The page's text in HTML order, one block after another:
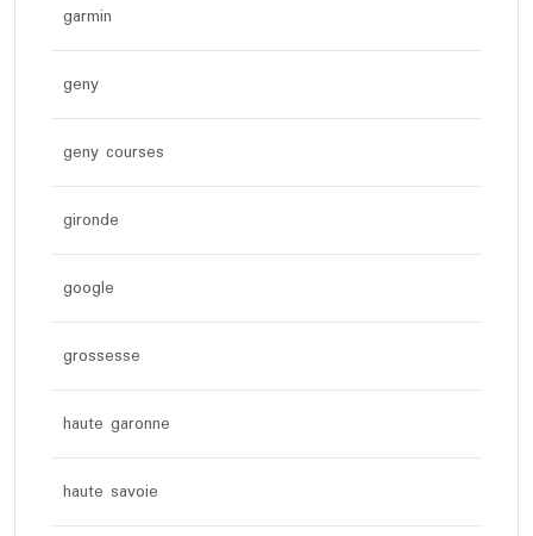
garmin
geny
geny courses
gironde
google
grossesse
haute garonne
haute savoie